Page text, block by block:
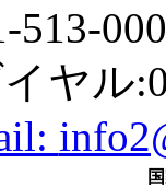
513-
ヤル